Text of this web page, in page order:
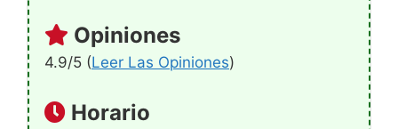
Opiniones
4.9/5 (Leer Las Opiniones)
Horario